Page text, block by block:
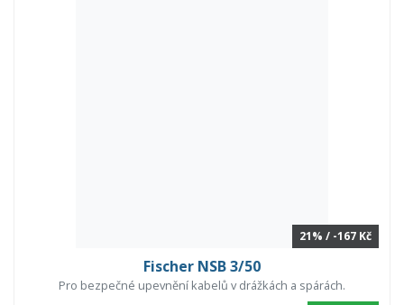
21% / -167 Kč
Fischer NSB 3/50
Pro bezpečné upevnění kabelů v drážkách a spárách.